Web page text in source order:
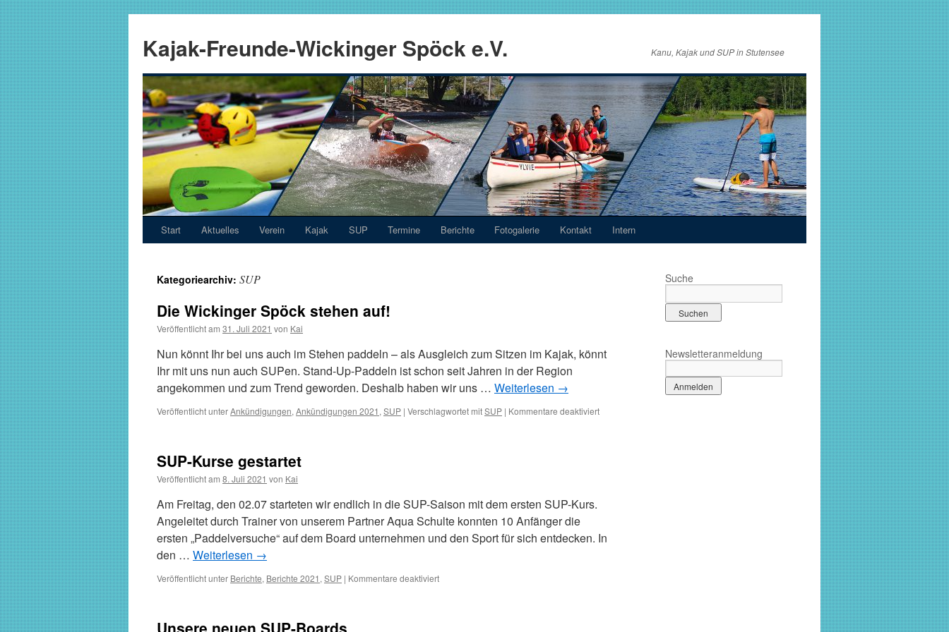
springen
Kajak-Freunde-Wickinger Spöck e.V. Kanu, Kajak und SUP in Stutensee
Start Aktuelles Verein Kajak SUP Termine Berichte Fotogalerie Kontakt Intern
Kategoriearchiv: SUP
Die Wickinger Spöck stehen auf!
Veröffentlicht am 31. Juli 2021 von Kai
Nun könnt Ihr bei uns auch im Stehen paddeln – als Ausgleich zum Sitzen im Kajak, könnt
Ihr mit uns nun auch SUPen. Stand-Up-Paddeln ist schon seit Jahren in der Region
angekommen und zum Trend geworden. Deshalb haben wir uns … Weiterlesen →
Veröffentlicht unterAnkündigungen, Ankündigungen 2021 , SUP | Verschlagwortet mitSUP | Kommentare deaktiviertfür
SUP-Kurse gestartet
Veröffentlicht am 8. Juli 2021 von Kai
Am Freitag, den 02.07 starteten wir endlich in die SUP-Saison mit dem ersten SUP-Kurs.
Angeleitet durch Trainer von unserem Partner Aqua Schulte konnten 10 Anfänger die
ersten „Paddelversuche“ auf dem Board unternehmen und den Sport für sich entdecken. In
den … Weiterlesen →
Veröffentlicht unter Berichte, Berichte 2021 , SUP | Kommentare deaktiviertfür
Unsere neuen SUP-Boards
Suche
Newsletteranmeldung